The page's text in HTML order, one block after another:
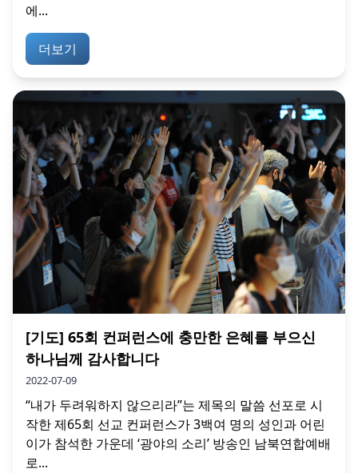
에...
더보기
[기도] 65회 컨퍼런스에 충만한 은혜를 부으신
하나님께 감사합니다
2022-07-09
“내가 두려워하지 않으리라”는 제목의 말씀 선포로 시
작한 제65회 선교 컨퍼런스가 3백여 명의 성인과 어린
이가 참석한 가운데 ‘광야의 소리’ 방송인 남북연합예배
로...